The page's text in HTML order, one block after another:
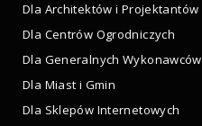
Dla Architektów i Projektantów
Dla Centrów Ogrodniczych
Dla Generalnych Wykonawców
Dla Miast i Gmin
Dla Sklepów Internetowych